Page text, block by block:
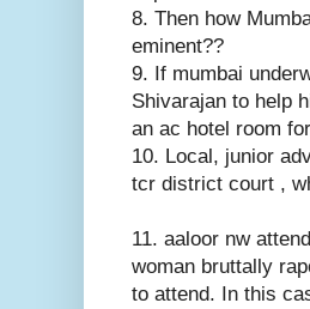
8. Then how
eminent??
9. If mumbai
Shivarajan to help
an ac hotel room
10. Local, junior
tcr district court ,
11. aaloor nw
woman bruttally
to attend. In this